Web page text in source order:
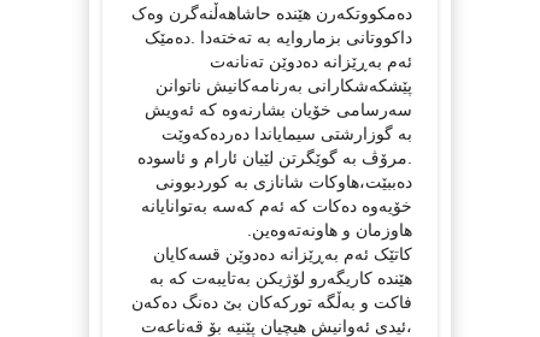
دەمکووتکەرن هێندە حاشاهەڵنەگرن وەک
داکووتانی بزماروایە بە تەختەدا .دەمێک
ئەم بەڕێزانە دەدوێن تەنانەت
پێشکەشکارانی بەرنامەکانیش ناتوانن
سەرسامی خۆیان بشارنەوە کە ئەویش
بە گوزارشتی سیمایاندا دەردەکەوێت
.مرۆڤ بە گوێگرتن لێیان ئارام و ئاسودە
دەببێت،هاوکات شانازی بە کوردبوونی
خۆیەوە دەکات کە ئەم کەسە بەتوانایانە
هاوزمان و هاونەتەوەین.
کاتێک ئەم بەڕێزانە دەدوێن قسەکایان
هێندە کاریگەرو لۆژیکن بەتایبەت کە بە
فاکت و بەڵگە تورکەکان بێ دەنگ دەکەن
،ئیدی ئەوانیش هیچیان پێنیە بۆ قەناعەت